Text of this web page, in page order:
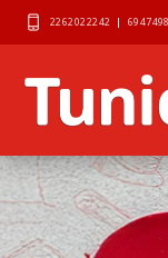
2262022242 |